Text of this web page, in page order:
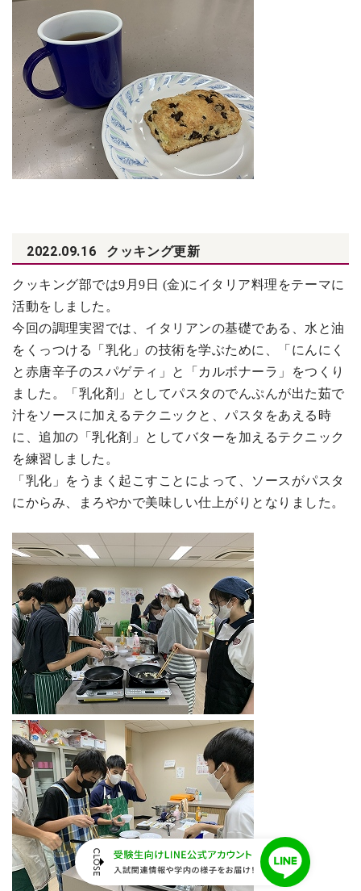
2022.09.16 クッキング更新
クッキング部では9月9日 (金)にイタリア料理をテーマに
活動をしました。
今回の調理実習では、イタリアンの基礎である、水と油
をくっつける「乳化」の技術を学ぶために、「にんにく
と赤唐辛子のスパゲティ」と「カルボナーラ」をつくり
ました。「乳化剤」としてパスタのでんぷんが出た茹で
汁をソースに加えるテクニックと、パスタをあえる時
に、追加の「乳化剤」としてバターを加えるテクニック
を練習しました。
「乳化」をうまく起こすことによって、ソースがパスタ
にからみ、まろやかで美味しい仕上がりとなりました。